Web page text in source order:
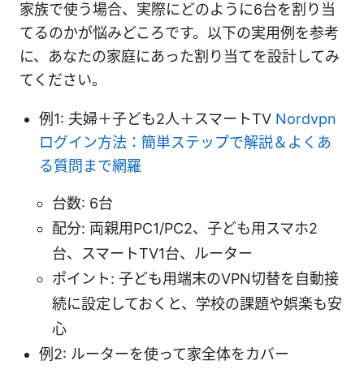
家族で使う場合、実際にどのように6台を割り当
てるのかが悩みどころです。以下の実用例を参考
に、あなたの家庭にあった割り当てを設計してみ
てください。
例1: 夫婦＋子ども2人＋スマートTV Nordvpn
ログイン方法：簡単ステップで解説＆よくあ
る質問まで網羅
台数: 6台
配分: 両親用PC1/PC2、子ども用スマホ2
台、スマートTV1台、ルーター
ポイント: 子ども用端末のVPN切替を自動接
続に設定しておくと、学校の課題や娯楽も安
心
例2: ルーターを使って家全体をカバー